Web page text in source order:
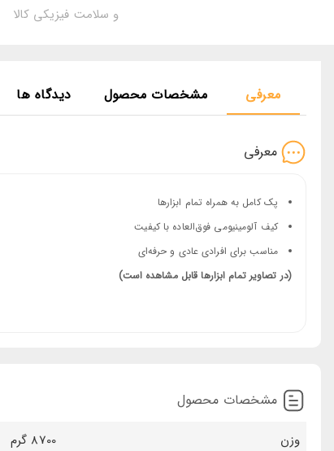
و سلامت فیزیکی کالا
معرفی مشخصات محصول دیدگاه ها
معرفی
پک کامل به همراه تمام ابزارها
کیف آلومینیومی فوق‌العاده با کیفیت
مناسب برای افرادی عادی و حرفه‌ای
(در تصاویر تمام ابزارها قابل مشاهده است)
مشخصات محصول
وزن
8700 گرم